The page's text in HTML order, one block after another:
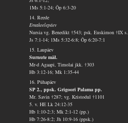
1Ms 5:1-24; Õp 6:3-20
14. Reede
Emakeelepäev
Nursia vg. Benedikt †543; psk. Euskimon †IX s.
Js 7:1-14; 1Ms 5:32-6:8; Õp 6:20-7:1
15. Laupäev
Surnute mäl.
Mr-d Agaapi, Timolai jkk. †303
Hb 3:12-16; Mk 1:35-44
16. Pühapäev
SP 2., ppsk. Grigoori Palama pp.
Mr. Savin †287; vg. Kristodul †1101
5. v. HE Lk 24:12-35
Hb 1:10-2:3; Mk 2:1-12 (pp.)
Hb 7:26-8:2; Jh 10:9-16 (ppsk.)